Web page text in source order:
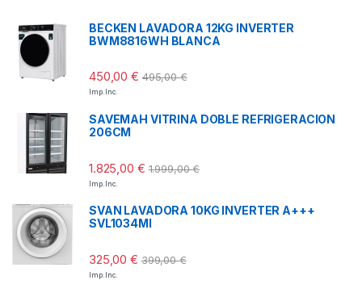
BECKEN LAVADORA 12KG INVERTER
BWM8816WH BLANCA
450,00€ 495,00€
Imp. Inc.
SAVEMAH VITRINA DOBLE REFRIGERACION
206CM
1.825,00 € 1.999,00€
Imp. Inc.
SVAN LAVADORA 10KG INVERTER A+++
SVL1034MI
325,00€ 399,00€
Imp. Inc.